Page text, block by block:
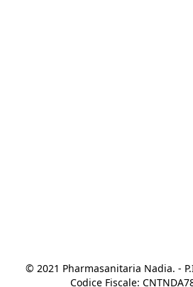
© 2021 Pharmasanitaria Nadia. -
Codice Fiscale: